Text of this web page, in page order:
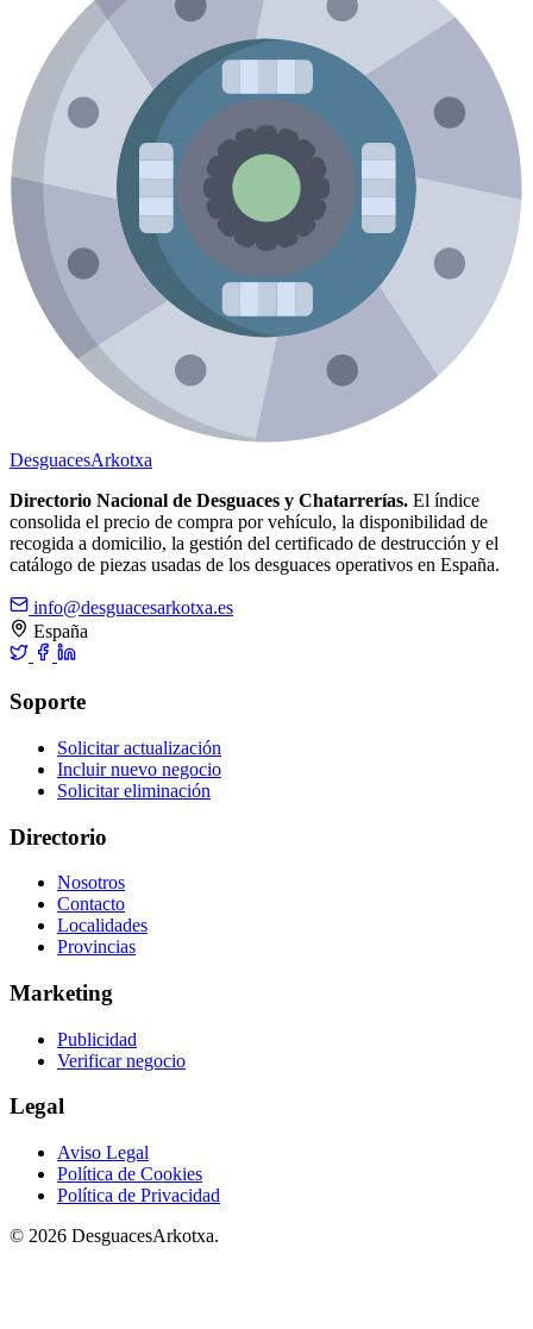
DesguacesArkotxa
Directorio Nacional de Desguaces y Chatarrerías. El índice
consolida el precio de compra por vehículo, la disponibilidad de
recogida a domicilio, la gestión del certificado de destrucción y el
catálogo de piezas usadas de los desguaces operativos en España.
info@desguacesarkotxa.es
España
Soporte
Solicitar actualización
Incluir nuevo negocio
Solicitar eliminación
Directorio
Nosotros
Contacto
Localidades
Provincias
Marketing
Publicidad
Verificar negocio
Legal
Aviso Legal
Política de Cookies
Política de Privacidad
© 2026 DesguacesArkotxa.